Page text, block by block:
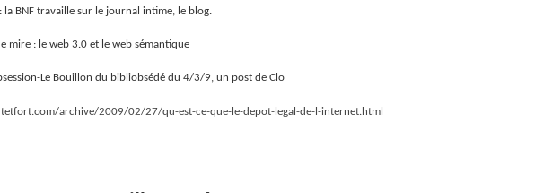
la BNF travaille sur le journal intime, le blog.
mire : le web 3.0 et le web sémantique
Le Bouillon du bibliobsédé du 4/3/9, un post de Clo
archive/2009/02/27/qu-est-ce-que-le-depot-legal-de-l-internet.html